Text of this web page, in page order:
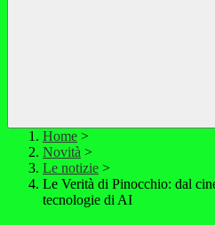
Home >
Novità >
Le notizie >
Le Verità di Pinocchio: dal
tecnologie di AI